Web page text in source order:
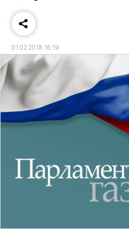
01.02.2018 16:19